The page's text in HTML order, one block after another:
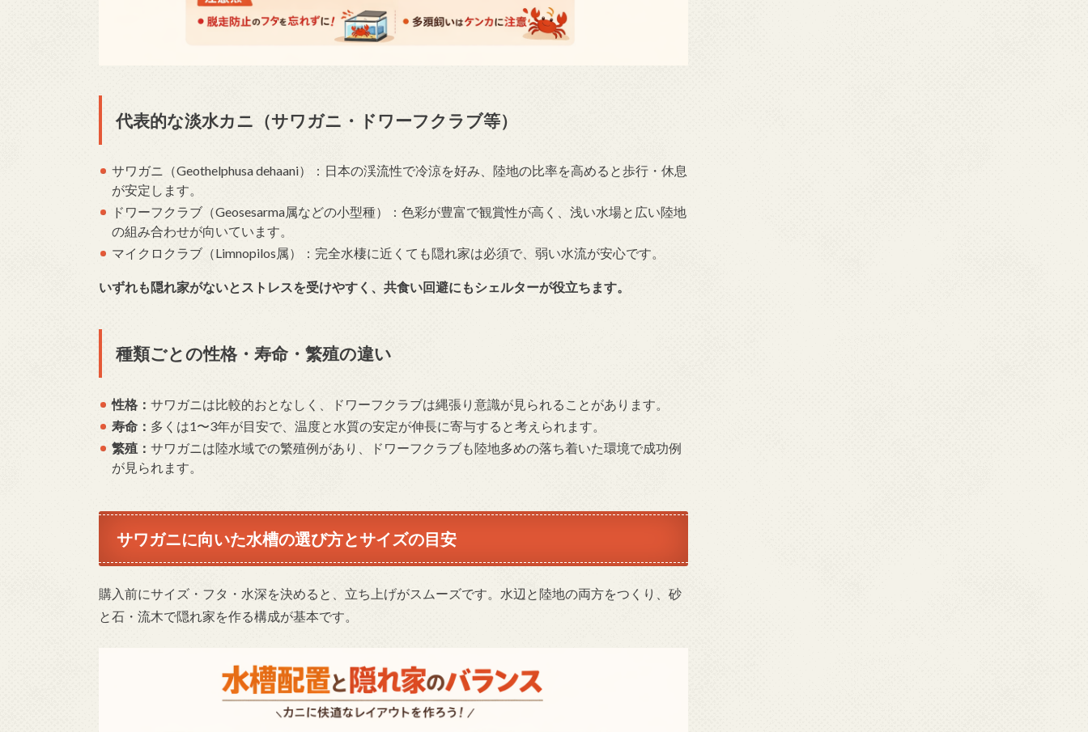
代表的な淡水カニ（サワガニ・ドワーフクラブ等）
サワガニ（Geothelphusa dehaani）：日本の渓流性で冷涼を好み、陸地の比率を高めると歩行・休息
が安定します。
ドワーフクラブ（Geosesarma属などの小型種）：色彩が豊富で観賞性が高く、浅い水場と広い陸地
の組み合わせが向いています。
マイクロクラブ（Limnopilos属）：完全水棲に近くても隠れ家は必須で、弱い水流が安心です。
いずれも隠れ家がないとストレスを受けやすく、共食い回避にもシェルターが役立ちます。
種類ごとの性格・寿命・繁殖の違い
性格： サワガニは比較的おとなしく、ドワーフクラブは縄張り意識が見られることがあります。
寿命： 多くは1〜3年が目安で、温度と水質の安定が伸長に寄与すると考えられます。
繁殖： サワガニは陸水域での繁殖例があり、ドワーフクラブも陸地多めの落ち着いた環境で成功例
が見られます。
サワガニに向いた水槽の選び方とサイズの目安
購入前にサイズ・フタ・水深を決めると、立ち上げがスムーズです。水辺と陸地の両方をつくり、砂
と石・流木で隠れ家を作る構成が基本です。